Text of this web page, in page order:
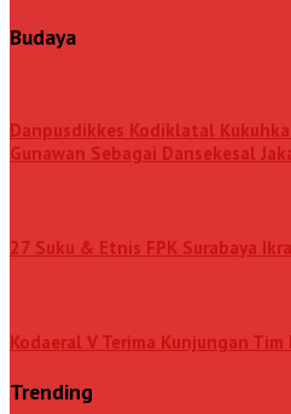
Budaya
Danpusdikkes Kodiklatal
Gunawan Sebagai Dansekesal
27 Suku & Etnis FPK Surabaya
Kodaeral V Terima Kunjungan
Trending